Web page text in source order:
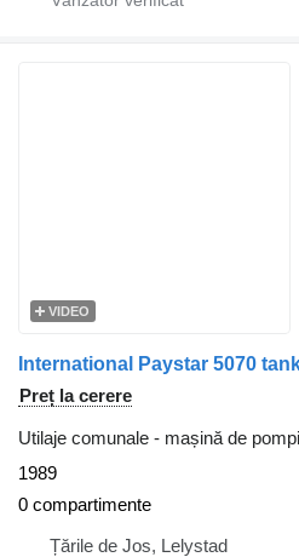
VIDEO
International Paystar 5070
Preț la cerere
Utilaje comunale - mașină de
1989
0 compartimente
Țările de Jos, Lelystad